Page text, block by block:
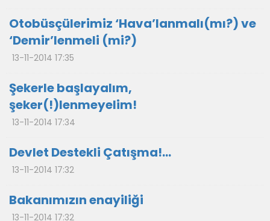
Otobüsçülerimiz ‘Hava’lanmalı(mı?) ve
‘Demir’lenmeli (mi?)
13-11-2014 17:35
Şekerle başlayalım,
şeker(!)lenmeyelim!
13-11-2014 17:34
Devlet Destekli Çatışma!...
13-11-2014 17:32
Bakanımızın enayiliği
13-11-2014 17:32